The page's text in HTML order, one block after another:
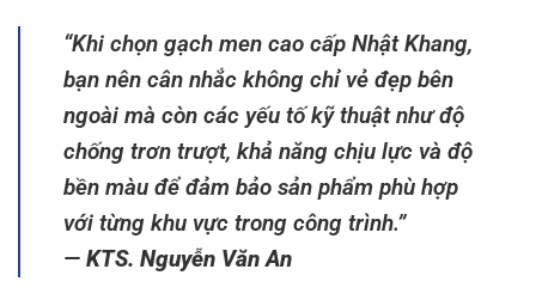
“Khi chọn gạch men cao cấp Nhật Khang,
bạn nên cân nhắc không chỉ vẻ đẹp bên
ngoài mà còn các yếu tố kỹ thuật như độ
chống trơn trượt, khả năng chịu lực và độ
bền màu để đảm bảo sản phẩm phù hợp
với từng khu vực trong công trình.”
— KTS. Nguyễn Văn An